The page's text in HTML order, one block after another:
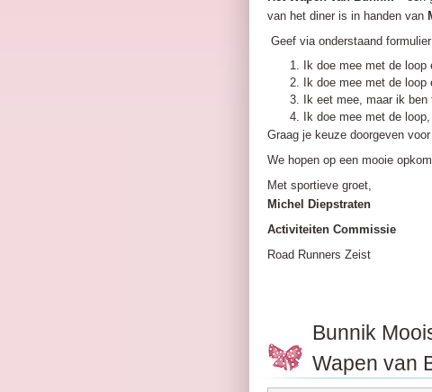
van het diner is in handen van
Geef via onderstaand
Ik doe mee met de loop
Ik doe mee met de
Ik eet mee, maar ik
Ik doe mee met de
Graag je keuze doorgeven
We hopen op een mooie
Met sportieve groet,
Michel Diepstraten
Activiteiten Commissie
Road Runners Zeist
Bunnik
Wapen van